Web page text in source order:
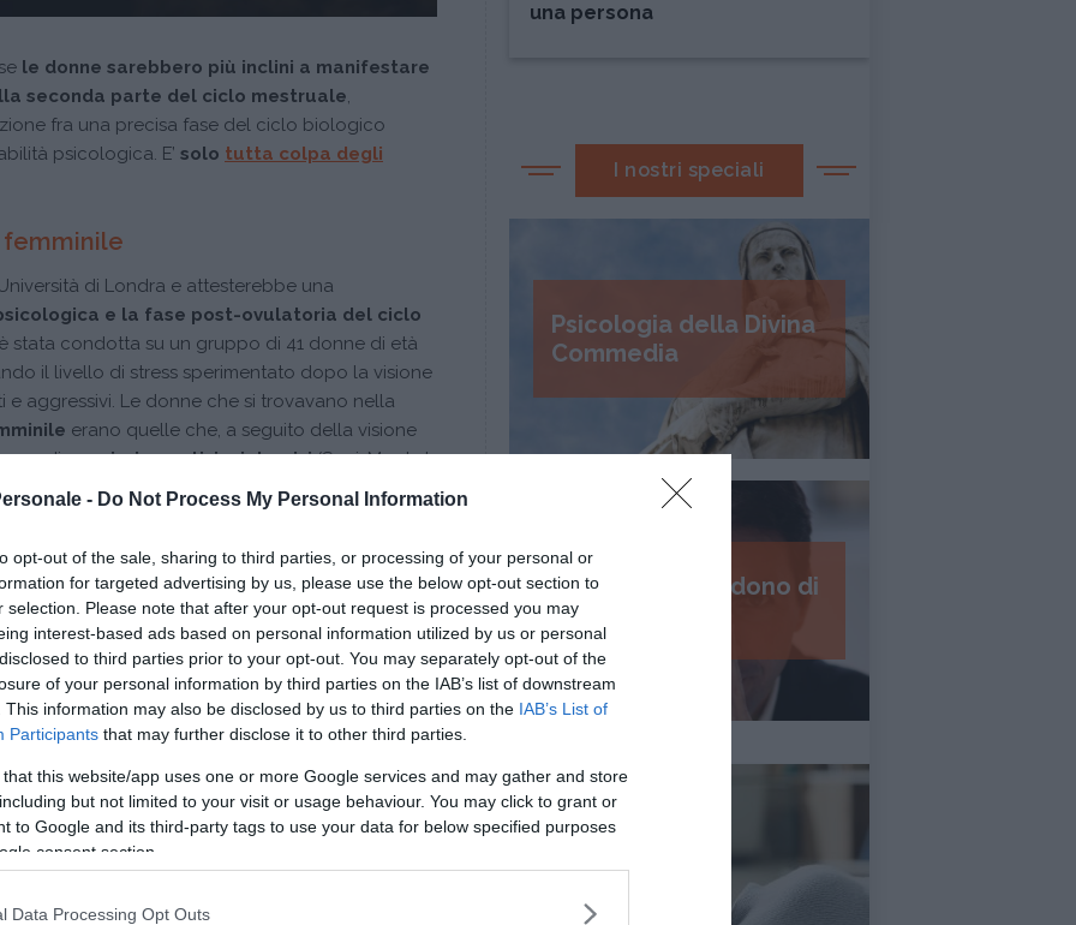
- Do Not Process My Personal Information
opt-out of the sale, sharing to third parties, or processing of your personal or
for targeted advertising by us, please use the below opt-out section to
selection. Please note that after your opt-out request is processed you may
interest-based ads based on personal information utilized by us or personal
to third parties prior to your opt-out. You may separately opt-out of the
of your personal information by third parties on the IAB’s list of downstream
This information may also be disclosed by us to third parties on the IAB’s List of
Participants that may further disclose it to other third parties.
that this website/app uses one or more Google services and may gather and store
but not limited to your visit or usage behaviour. You may click to grant or
to Google and its third-party tags to use your data for below specified purposes
consent section.
Data Processing Opt Outs
le donne sarebbero più inclini a manifestare
seconda parte del ciclo mestruale,
fra una precisa fase del ciclo biologico
psicologica. E’ solo tutta colpa degli
femminile
di Londra e attesterebbe una
e la fase post-ovulatoria del ciclo
stata condotta su un gruppo di 41 donne di età
il livello di stress sperimentato dopo la visione
aggressivi. Le donne che si trovavano nella
erano quelle che, a seguito della visione
dipensieri negativi e intrusivi(Soni, M., et.al.,
window of vulnerability to distressing
Neurobiology of Learning and Memory
a leggere dopo la pubblicità
disforia
che evidenzia un legame fra ciclo femminile e
ricerche su quella che comunemente viene
, considerata un disturbo a volte quasi
sulla vita quotidiana di molte donne tanto
stato denominato
“disturbo disforico della
una persona
I nostri speciali
Psicologia della Divina
Commedia
I 7 passi del perdono di
Daniel Lumera